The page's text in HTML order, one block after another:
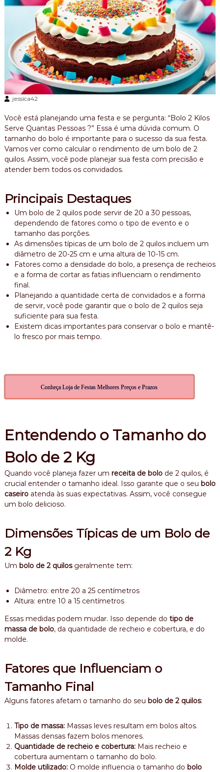
e
r
i
c
a
n
a
,
b
o
l
e
n
i
v
r
r
i
,
o
l
o
a
v
e
r
s
a
jessica42
Você está planejando uma festa e se pergunta: “Bolo 2 Kilos
Serve Quantas Pessoas ?” Essa é uma dúvida comum. O
tamanho do bolo é importante para o sucesso da sua festa.
Vamos ver como calcular o rendimento de um bolo de 2
quilos. Assim, você pode planejar sua festa com precisão e
atender bem todos os convidados.
Principais Destaques
Um bolo de 2 quilos pode servir de 20 a 30 pessoas,
dependendo de fatores como o tipo de evento e o
tamanho das porções.
As dimensões típicas de um bolo de 2 quilos incluem um
diâmetro de 20-25 cm e uma altura de 10-15 cm.
Fatores como a densidade do bolo, a presença de recheios
e a forma de cortar as fatias influenciam o rendimento
final.
Planejando a quantidade certa de convidados e a forma
de servir, você pode garantir que o bolo de 2 quilos seja
suficiente para sua festa.
Existem dicas importantes para conservar o bolo e mantê-
lo fresco por mais tempo.
Conheça Loja de Festas Melhores Preços e Prazos
Entendendo o Tamanho do
Bolo de 2 Kg
Quando você planeja fazer um receita de bolode 2 quilos, é
crucial entender o tamanho ideal. Isso garante que o seu bolo
caseiroatenda às suas expectativas. Assim, você consegue
um bolo delicioso.
Dimensões Típicas de um Bolo de
2 Kg
Um bolo de 2 quilosgeralmente tem:
Diâmetro: entre 20 a 25 centímetros
Altura: entre 10 a 15 centímetros
Essas medidas podem mudar. Isso depende do tipo de
massa de bolo, da quantidade de recheio e cobertura, e do
molde.
Fatores que Influenciam o
Tamanho Final
Alguns fatores afetam o tamanho do seu bolo de 2 quilos:
Tipo de massa:Massas leves resultam em bolos altos.
Massas densas fazem bolos menores.
Quantidade de recheio e cobertura:Mais recheio e
cobertura aumentam o tamanho do bolo.
Molde utilizado:O molde influencia o tamanho do bolo